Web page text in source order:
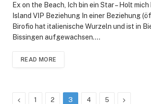
Ex on the Beach, Ich bin ein Star – Holt mich
Island VIP Beziehung In einer Beziehung
Birofio hat italienische Wurzeln und ist in
Bissingen aufgewachsen.…
READ MORE
Previous
1 2 3 4 5 Next